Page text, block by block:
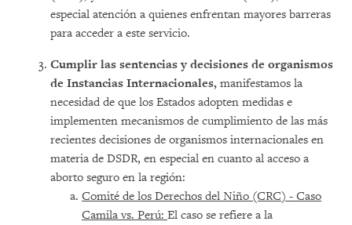
especial atención a quienes enfrentan mayores barreras
para acceder a este servicio.
Cumplir las sentencias y decisiones de organismos
de Instancias Internacionales, manifestamos la
necesidad de que los Estados adopten medidas e
implementen mecanismos de cumplimiento de las más
recientes decisiones de organismos internacionales en
materia de DSDR, en especial en cuanto al acceso a
aborto seguro en la región:
Comité de los Derechos del Niño (CRC) - Caso
Camila vs. Perú: El caso se refiere a la